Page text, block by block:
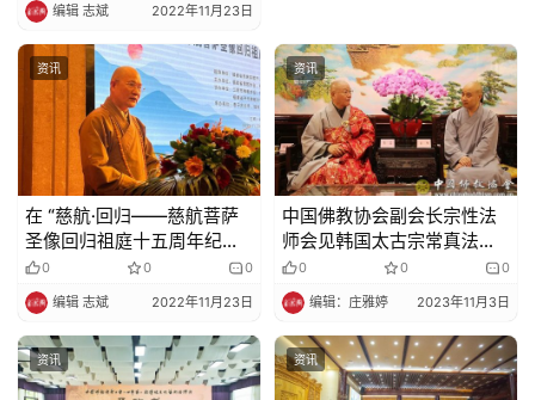
编辑 志斌 2022年11月23日
资讯
在 “慈航·回归——慈航菩萨
圣像回归祖庭十五周年纪念
活动”开幕式上的致辞
0 0 0
编辑 志斌 2022年11月23日
资讯
中国佛教协会副会长宗性法
师会见韩国太古宗常真法师
一行
0 0 0
编辑：庄雅婷 2023年11月3日
资讯 资讯